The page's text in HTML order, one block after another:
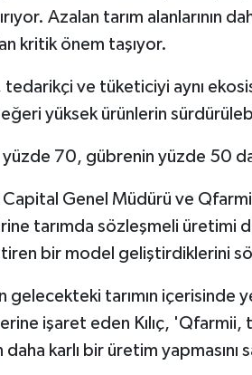
Azalan tarım alanlarının
kritik önem taşıyor.
tedarikçi ve tüketiciyi aynı
yüksek ürünlerin
yüzde 70, gübrenin yüzde 50
Genel Müdürü ve Qfarmii
tarımda sözleşmeli üretimi
bir model geliştirdiklerini
gelecekteki tarımın içerisinde
işaret eden Kılıç, 'Qfarmii,
daha karlı bir üretim